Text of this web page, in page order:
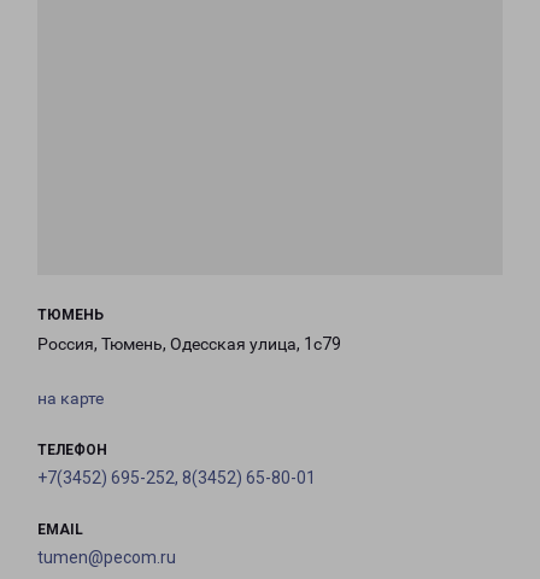
ТЮМЕНЬ
Россия, Тюмень, Одесская улица, 1с79
на карте
ТЕЛЕФОН
+7(3452) 695-252, 8(3452) 65-80-01
EMAIL
tumen@pecom.ru